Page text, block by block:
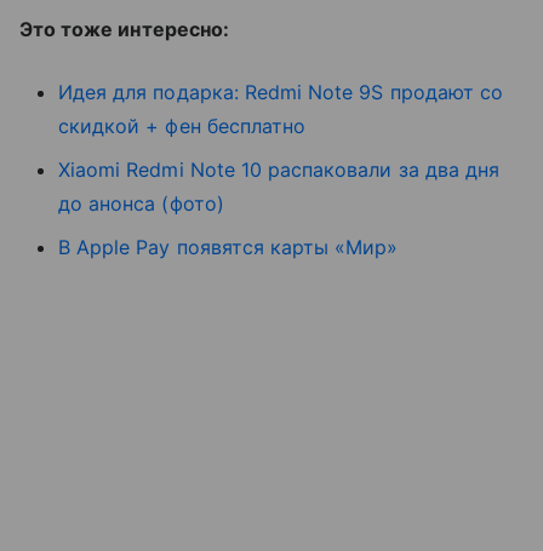
Это тоже интересно:
Идея для подарка: Redmi Note 9S продают со
скидкой + фен бесплатно
Xiaomi Redmi Note 10 распаковали за два дня
до анонса (фото)
В Apple Pay появятся карты «Мир»